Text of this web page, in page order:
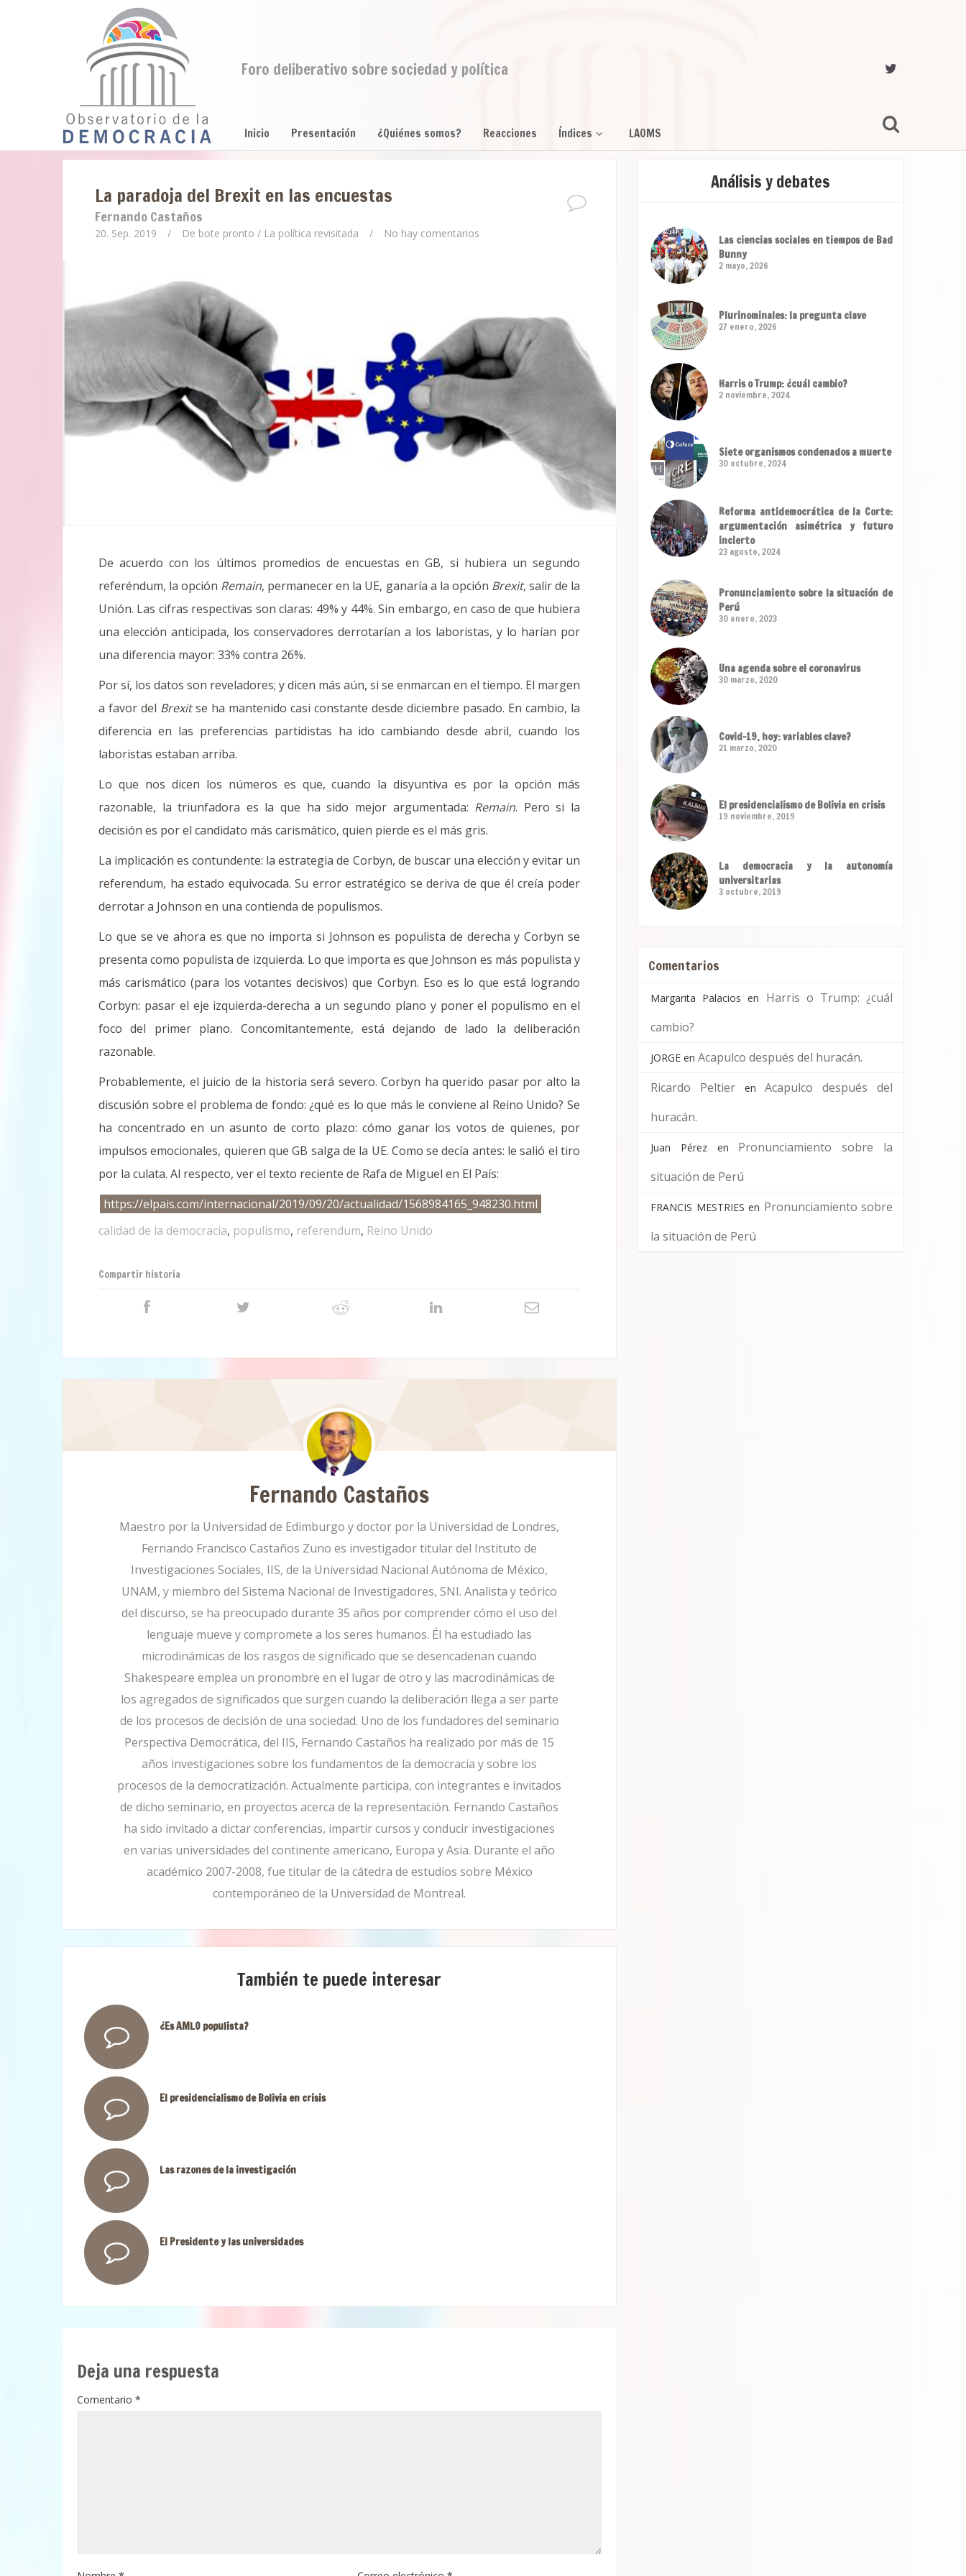
Foro deliberativo sobre sociedad y política
Inicio Presentación ¿Quiénes somos? Reacciones Índices LAOMS
La paradoja del Brexit en las encuestas
Fernando Castaños
20. Sep. 2019 / De bote pronto / La política revisitada / No hay comentarios
De acuerdo con los últimos promedios de encuestas en GB, si hubiera un segundo
referéndum, la opción Remain, permanecer en la UE, ganaría a la opción Brexit, salir de la
Unión. Las cifras respectivas son claras: 49% y 44%. Sin embargo, en caso de que hubiera
una elección anticipada, los conservadores derrotarían a los laboristas, y lo harían por
una diferencia mayor: 33% contra 26%.
Por sí, los datos son reveladores; y dicen más aún, si se enmarcan en el tiempo. El margen
a favor del Brexitse ha mantenido casi constante desde diciembre pasado. En cambio, la
diferencia en las preferencias partidistas ha ido cambiando desde abril, cuando los
laboristas estaban arriba.
Lo que nos dicen los números es que, cuando la disyuntiva es por la opción más
razonable, la triunfadora es la que ha sido mejor argumentada: Remain. Pero si la
decisión es por el candidato más carismático, quien pierde es el más gris.
La implicación es contundente: la estrategia de Corbyn, de buscar una elección y evitar un
referendum, ha estado equivocada. Su error estratégico se deriva de que él creía poder
derrotar a Johnson en una contienda de populismos.
Lo que se ve ahora es que no importa si Johnson es populista de derecha y Corbyn se
presenta como populista de izquierda. Lo que importa es que Johnson es más populista y
más carismático (para los votantes decisivos) que Corbyn. Eso es lo que está logrando
Corbyn: pasar el eje izquierda-derecha a un segundo plano y poner el populismo en el
foco del primer plano. Concomitantemente, está dejando de lado la deliberación
razonable.
Probablemente, el juicio de la historia será severo. Corbyn ha querido pasar por alto la
discusión sobre el problema de fondo: ¿qué es lo que más le conviene al Reino Unido? Se
ha concentrado en un asunto de corto plazo: cómo ganar los votos de quienes, por
impulsos emocionales, quieren que GB salga de la UE. Como se decía antes: le salió el tiro
por la culata. Al respecto, ver el texto reciente de Rafa de Miguel en El País:
https://elpais.com/internacional/2019/09/20/actualidad/1568984165_948230.html
calidad de la democracia, populismo, referendum, Reino Unido
Compartir historia
Fernando Castaños
Maestro por la Universidad de Edimburgo y doctor por la Universidad de Londres,
Fernando Francisco Castaños Zuno es investigador titular del Instituto de
Investigaciones Sociales, IIS, de la Universidad Nacional Autónoma de México,
UNAM, y miembro del Sistema Nacional de Investigadores, SNI. Analista y teórico
del discurso, se ha preocupado durante 35 años por comprender cómo el uso del
lenguaje mueve y compromete a los seres humanos. Él ha estudiado las
microdinámicas de los rasgos de significado que se desencadenan cuando
Shakespeare emplea un pronombre en el lugar de otro y las macrodinámicas de
los agregados de significados que surgen cuando la deliberación llega a ser parte
de los procesos de decisión de una sociedad. Uno de los fundadores del seminario
Perspectiva Democrática, del IIS, Fernando Castaños ha realizado por más de 15
años investigaciones sobre los fundamentos de la democracia y sobre los
procesos de la democratización. Actualmente participa, con integrantes e invitados
de dicho seminario, en proyectos acerca de la representación. Fernando Castaños
ha sido invitado a dictar conferencias, impartir cursos y conducir investigaciones
en varias universidades del continente americano, Europa y Asia. Durante el año
académico 2007-2008, fue titular de la cátedra de estudios sobre México
contemporáneo de la Universidad de Montreal.
También te puede interesar
¿Es AMLO populista?
El presidencialismo de Bolivia en crisis
Las razones de la investigación
El Presidente y las universidades
Deja una respuesta
Comentario *
Análisis y debates
Las ciencias sociales en tiempos de Bad
Bunny
2 mayo, 2026
Plurinominales: la pregunta clave
27 enero, 2026
Harris o Trump: ¿cuál cambio?
2 noviembre, 2024
Siete organismos condenados a muerte
30 octubre, 2024
Reforma antidemocrática de la Corte:
argumentación asimétrica y futuro
incierto
23 agosto, 2024
Pronunciamiento sobre la situación de
Perú
30 enero, 2023
Una agenda sobre el coronavirus
30 marzo, 2020
Covid-19, hoy: variables clave?
21 marzo, 2020
El presidencialismo de Bolivia en crisis
19 noviembre, 2019
La democracia y la autonomía
universitarias
3 octubre, 2019
Comentarios
Margarita Palacios en Harris o Trump: ¿cuál
cambio?
JORGE en Acapulco después del huracán.
Ricardo PeltierenAcapulco después del
huracán.
Juan Pérezen Pronunciamiento sobre la
situación de Perú
FRANCIS MESTRIES en Pronunciamiento sobre
la situación de Perú